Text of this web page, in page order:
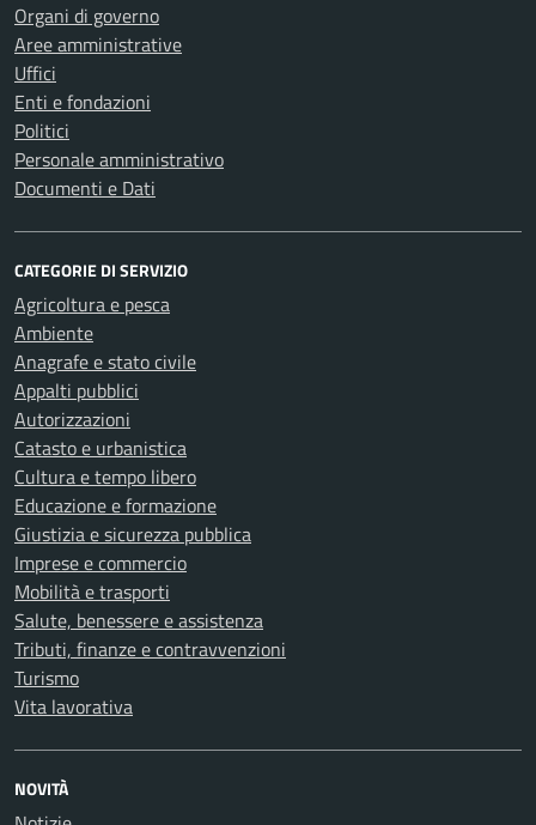
Organi di governo
Aree amministrative
Uffici
Enti e fondazioni
Politici
Personale amministrativo
Documenti e Dati
CATEGORIE DI SERVIZIO
Agricoltura e pesca
Ambiente
Anagrafe e stato civile
Appalti pubblici
Autorizzazioni
Catasto e urbanistica
Cultura e tempo libero
Educazione e formazione
Giustizia e sicurezza pubblica
Imprese e commercio
Mobilità e trasporti
Salute, benessere e assistenza
Tributi, finanze e contravvenzioni
Turismo
Vita lavorativa
NOVITÀ